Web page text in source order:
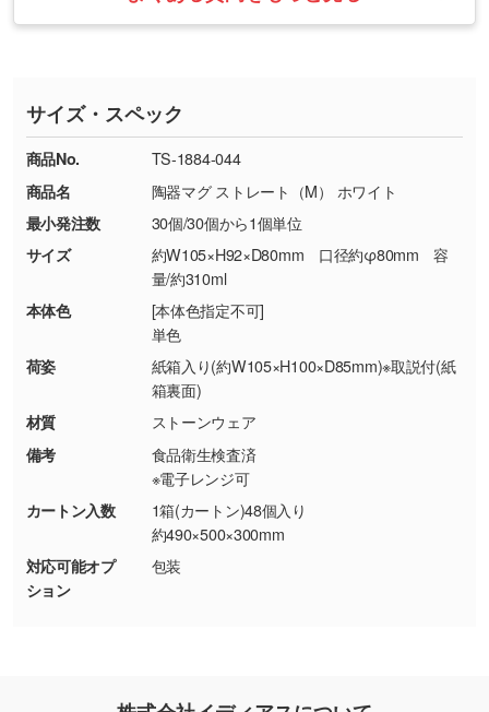
・1色印刷でグラデーションや濃淡を表現した
い
す。→詳しく見る
・コーポレートカラーを使って印刷したい／印
刷色にこだわりがある
DIC・PANTONEなどのカラーチップの指定や、
現物支給による色指定も承っております。→詳
・背景がある画像からキャラクター部分だけを
使いたいです
シンプルな背景のデータや、使いたいキャラク
ター部分の輪郭がはっきりしているデータは切
り抜き処理が可能です。→
・持っているデータの背景が足りない／塗り足
しの作り方が分からない
合、シンプルな色・柄の背景であれば拡張が可
タッフから別の色をご案内することもございま
・ご注文と異なる商品が届いた場合
・印刷不良があった場合
※詳しくは「商品の良品基準について
ください。
【返品・交換ができない場合】
・お客様の元で商品を加工された場合、または
商品が破損した場合
・商品到着後7日以上経過している場合
・お客様のご都合による返品・交換依頼(商
品・色・数量などの注文間違い等)
お急ぎの場合はお電話でのご質問も受け付けて
TEL：0422-29-9911 営業時間10:00～
18:00(土日祝日除く)
サイズ・スペック
商品No.
TS-1884-044
商品名
陶器マグ ストレート（M） ホワイト
最小発注数
30個/30個から1個単位
サイズ
約W105×H92×D80mm 口径約φ80mm 容
量/約310ml
本体色
[本体色指定不可]
単色
荷姿
紙箱入り(約W105×H100×D85mm)※取説付(紙
箱裏面)
材質
ストーンウェア
備考
食品衛生検査済
※電子レンジ可
カートン入数
1箱(カートン)48個入り
約490×500×300mm
対応可能オプ
ション
包装